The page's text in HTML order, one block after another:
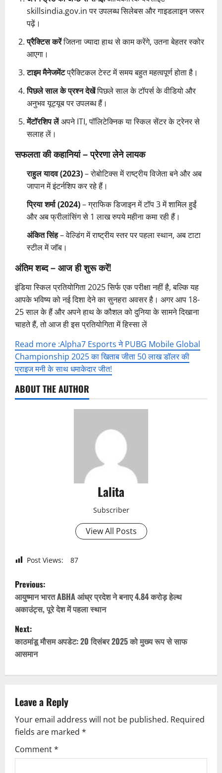
skillsindia.gov.in पर उपलब्ध सिलेबस और गाइडलाइन जरूर
पढ़ें।
प्रैक्टिस करेंजितना ज्यादा हाथ से काम करेंगे, उतना बेहतर स्कोर
आएगा।
टाइम मैनेजमेंटप्रैक्टिकल टेस्ट में समय बहुत महत्वपूर्ण होता है।
पिछले साल के प्रश्न देखेंपिछले साल के टॉपर्स के वीडियो और
अनुभव यूट्यूब पर उपलब्ध हैं।
मेंटॉरशिप लेंअपने ITI, पॉलिटेक्निक या स्किल सेंटर के ट्रेनर से
सलाह लें।
सफलता की कहानियां – प्रेरणा लेने लायक
राहुल यादव (2023)– रोबोटिक्स में राष्ट्रीय विजेता बने और अब
जापान में इंटर्नशिप कर रहे हैं।
प्रिया शर्मा (2024)– ग्राफिक डिजाइन में टॉप 3 में शामिल हुईं
और अब फ्रीलांसिंग से 1 लाख रुपये महीना कमा रही हैं।
अंकित सिंह– वेल्डिंग में राष्ट्रीय स्तर पर पहला स्थान, अब टाटा
स्टील में जॉब।
अंतिम शब्द – आज ही शुरू करें!
इंडिया स्किल प्रतियोगिता 2025 सिर्फ एक परीक्षा नहीं है, बल्कि यह
आपके भविष्य को नई दिशा देने का सुनहरा अवसर है। अगर आप 18-
25 साल के हैं और अपने हाथ के कौशल को दुनिया के सामने दिखाना
चाहते हैं, तो आज ही इस प्रतियोगिता में हिस्सा लें
Read more :Alpha7 Esports ने PUBG Mobile Global
Championship 2025 का खिताब जीता 50 लाख डॉलर की
प्राइज मनी के साथ धमाकेदार जीत!
ABOUT THE AUTHOR
Lalita
Subscriber
View All Posts
Post Views: 87
P
o
s
t
n
v
i
g
Previous:
आयुष्मान भारत ABHA आंध्र प्रदेश ने बनाए 4.84 करोड़ हेल्थ
अकाउंट्स, पूरे देश में पहला स्थान
Next:
काठमांडू मौसम अपडेट: 20 दिसंबर 2025 को मुख्य रूप से साफ
आसमान
Leave a Reply
Your email address will not be published. Required
fields are marked *
Comment*